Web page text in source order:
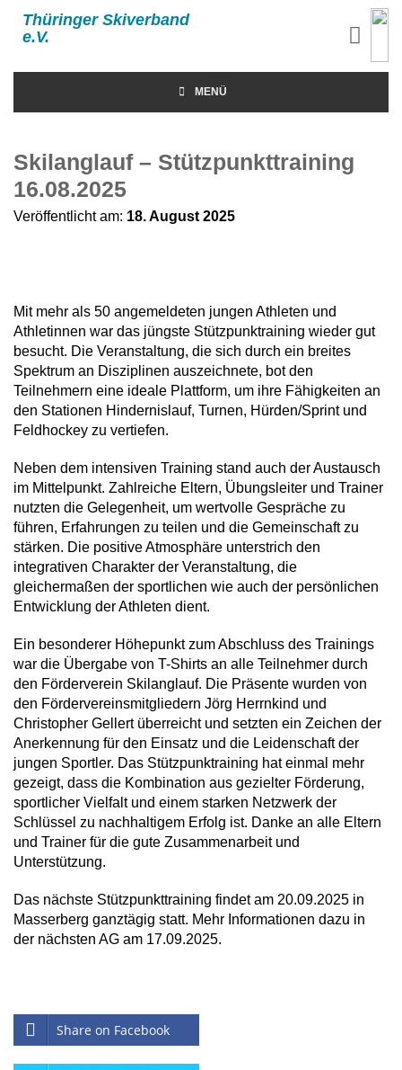
Thüringer Skiverband
e.V.
MENÜ
Skilanglauf – Stützpunkttraining
16.08.2025
Veröffentlicht am: 18. August 2025
Mit mehr als 50 angemeldeten jungen Athleten und
Athletinnen war das jüngste Stützpunktraining wieder gut
besucht. Die Veranstaltung, die sich durch ein breites
Spektrum an Disziplinen auszeichnete, bot den
Teilnehmern eine ideale Plattform, um ihre Fähigkeiten an
den Stationen Hindernislauf, Turnen, Hürden/Sprint und
Feldhockey zu vertiefen.
Neben dem intensiven Training stand auch der Austausch
im Mittelpunkt. Zahlreiche Eltern, Übungsleiter und Trainer
nutzten die Gelegenheit, um wertvolle Gespräche zu
führen, Erfahrungen zu teilen und die Gemeinschaft zu
stärken. Die positive Atmosphäre unterstrich den
integrativen Charakter der Veranstaltung, die
gleichermaßen der sportlichen wie auch der persönlichen
Entwicklung der Athleten dient.
Ein besonderer Höhepunkt zum Abschluss des Trainings
war die Übergabe von T-Shirts an alle Teilnehmer durch
den Förderverein Skilanglauf. Die Präsente wurden von
den Fördervereinsmitgliedern Jörg Herrnkind und
Christopher Gellert überreicht und setzten ein Zeichen der
Anerkennung für den Einsatz und die Leidenschaft der
jungen Sportler. Das Stützpunktraining hat einmal mehr
gezeigt, dass die Kombination aus gezielter Förderung,
sportlicher Vielfalt und einem starken Netzwerk der
Schlüssel zu nachhaltigem Erfolg ist. Danke an alle Eltern
und Trainer für die gute Zusammenarbeit und
Unterstützung.
Das nächste Stützpunkttraining findet am 20.09.2025 in
Masserberg ganztägig statt. Mehr Informationen dazu in
der nächsten AG am 17.09.2025.
Share on Facebook